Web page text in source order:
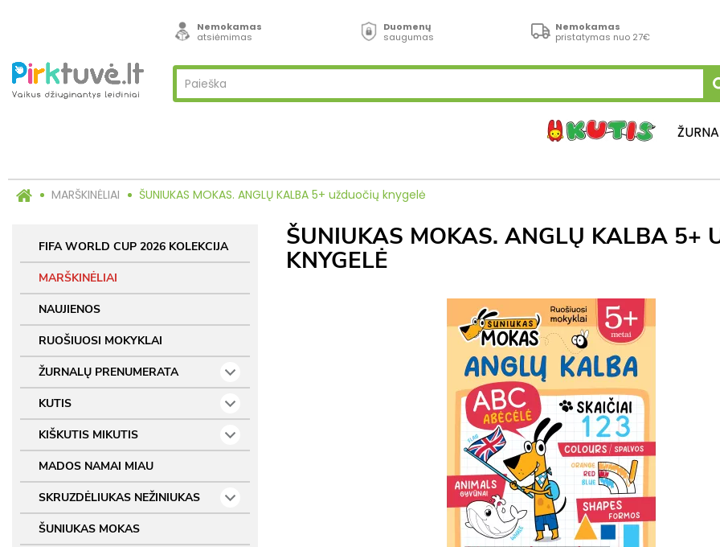
Nemokamas
atsiėmimas
Duomenų
saugumas
Nemokamas
pristatymas nuo 27€
MARŠKINĖLIAI ŠUNIUKAS MOKAS. ANGLŲ KALBA 5+ užduočių knygelė
FIFA WORLD CUP 2026 KOLEKCIJA
MARŠKINĖLIAI
NAUJIENOS
RUOŠIUOSI MOKYKLAI
ŽURNALŲ PRENUMERATA
KUTIS
KIŠKUTIS MIKUTIS
MADOS NAMAI MIAU
SKRUZDĖLIUKAS NEŽINIUKAS
ŠUNIUKAS MOKAS
ŠUNIUKAS MOKAS. ANGLŲ KALBA 5+
KNYGELĖ